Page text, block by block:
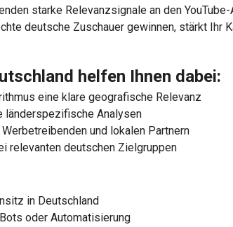
starke Relevanzsignale an den
deutsche Zuschauer gewinnen, stärkt Ihr
helfen Ihnen dabei:
eine klare geografische Relevanz
länderspezifische Analysen
und lokalen Partnern
relevanten deutschen Zielgruppen
in Deutschland
oder Automatisierung